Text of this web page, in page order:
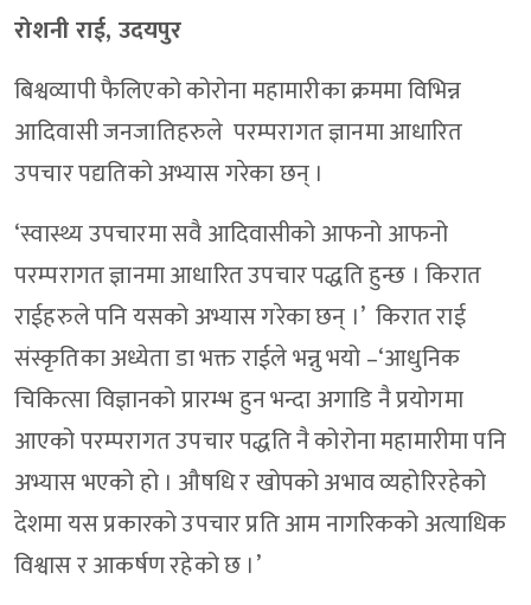
रोशनी राई, उदयपुर
बिश्वव्यापी फैलिएको कोरोना महामारीका क्रममा विभिन्न
आदिवासी जनजातिहरुले परम्परागत ज्ञानमा आधारित
उपचार पद्यतिको अभ्यास गरेका छन् ।
‘स्वास्थ्य उपचारमा सवै आदिवासीको आफनो आफनो
परम्परागत ज्ञानमा आधारित उपचार पद्धति हुन्छ । किरात
राईहरुले पनि यसको अभ्यास गरेका छन् ।’ किरात राई
संस्कृतिका अध्येता डा भक्त राईले भन्नु भयो –‘आधुनिक
चिकित्सा विज्ञानको प्रारम्भ हुन भन्दा अगाडि नै प्रयोगमा
आएको परम्परागत उपचार पद्धति नै कोरोना महामारीमा पनि
अभ्यास भएको हो । औषधि र खोपको अभाव व्यहोरिरहेको
देशमा यस प्रकारको उपचार प्रति आम नागरिकको अत्याधिक
विश्वास र आकर्षण रहेको छ ।’